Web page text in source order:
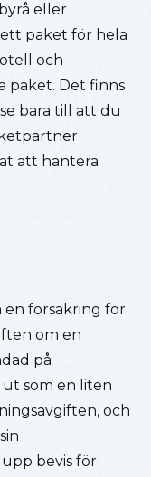
eller
paket för hela
och
paket. Det finns
bara till att du
att hantera
försäkring för
om en
på
ut som en liten
och
bevis för